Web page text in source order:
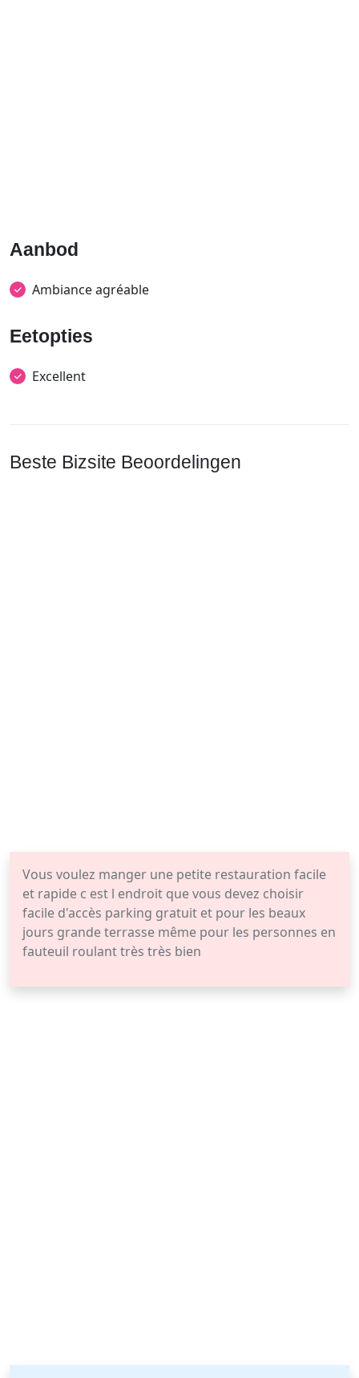
Aanbod
Ambiance agréable
Eetopties
Excellent
Beste Bizsite Beoordelingen
Vous voulez manger une petite restauration facile
et rapide c est l endroit que vous devez choisir
facile d'accès parking gratuit et pour les beaux
jours grande terrasse même pour les personnes en
fauteuil roulant très très bien